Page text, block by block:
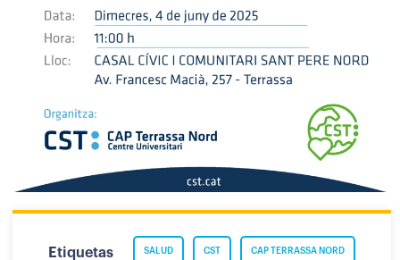
Etiquetas CAP TERRASSA NORD
CST
SALUD